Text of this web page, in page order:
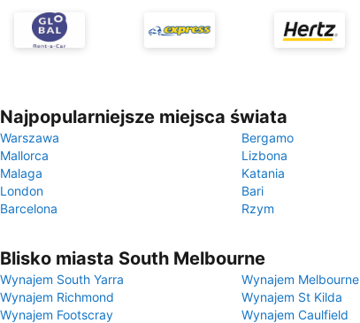
Najpopularniejsze miejsca świata
Warszawa
Bergamo
Mallorca
Lizbona
Malaga
Katania
London
Bari
Barcelona
Rzym
Blisko miasta South Melbourne
Wynajem South Yarra
Wynajem Melbourne
Wynajem Richmond
Wynajem St Kilda
Wynajem Footscray
Wynajem Caulfield